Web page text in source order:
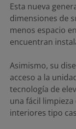
Esta nueva
dimensiones de
menos espacio
encuentran
Asimismo, su
acceso a la
tecnología de
una fácil
interiores tipo